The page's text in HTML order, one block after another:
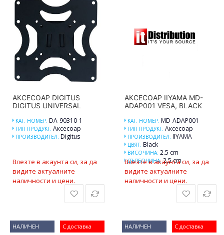
АКСЕСОАР DIGITUS
DIGITUS UNIVERSAL
КАТ. НОМЕР: DA-90310-1
ТИП ПРОДУКТ: Аксесоар
ПРОИЗВОДИТЕЛ: Digitus
Влезте в акаунта си, за да
видите актуалните
наличности и цени.
АКСЕСОАР IIYAMA MD-
ADAP001 VESA, BLACK
КАТ. НОМЕР: MD-ADAP001
ТИП ПРОДУКТ: Аксесоар
ПРОИЗВОДИТЕЛ: IIYAMA
ЦВЯТ: Black
ВИСОЧИНА: 2.5 cm
ДЪЛБОЧИНА:2.5 cm
Влезте в акаунта си, за да
видите актуалните
наличности и цени.
С доставка
НАЛИЧЕН С доставка
НАЛИЧЕН